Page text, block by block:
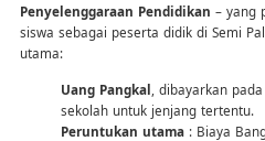
Penyelenggaraan Pendidikan – yang
siswa sebagai peserta didik di Semi
utama:
Uang Pangkal , dibayarkan
sekolah untuk jenjang tertentu.
Peruntukan utama : Biaya